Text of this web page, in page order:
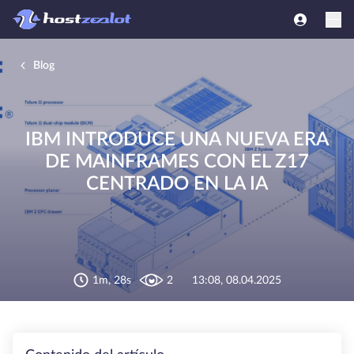
Blog
IBM INTRODUCE UNA NUEVA ERA
DE MAINFRAMES CON EL Z17
CENTRADO EN LA IA
1m, 28s 2 13:08, 08.04.2025